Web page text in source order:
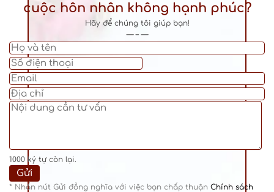
cuộc hôn nhân không hạnh phúc?
Hãy để chúng tôi giúp bạn!
— – —
1000 ký tự còn lại.
* Nhấn nút Gửi đồng nghĩa với việc bạn chấp thuận Chính sách